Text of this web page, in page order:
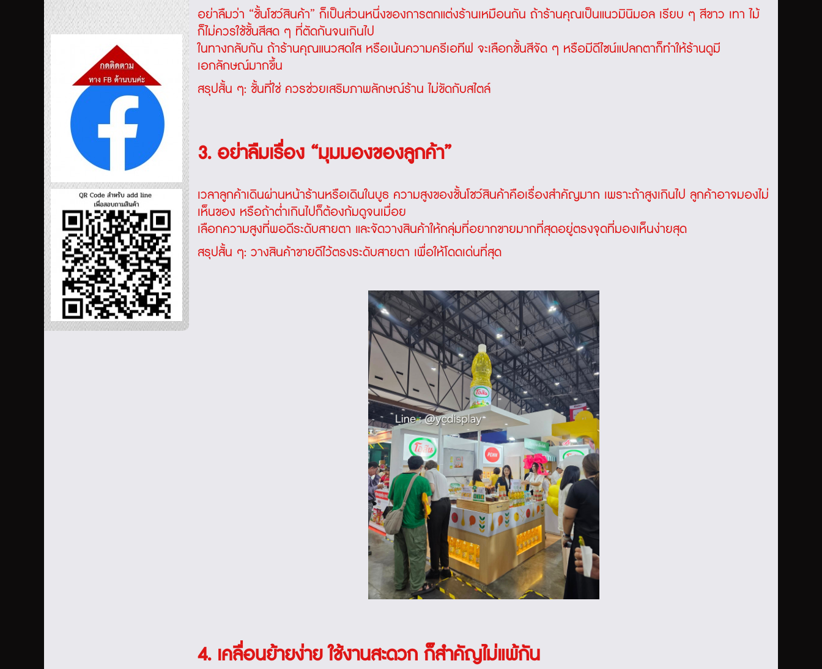
อย่าลืมว่า “ชั้นโชว์สินค้า” ก็เป็นส่วนหนึ่งของการตกแต่งร้านเหมือนกัน ถ้าร้านคุณเป็นแนวมินิมอล เรียบ ๆ สีขาว เทา ไม้
ก็ไม่ควรใช้ชั้นสีสด ๆ ที่ตัดกันจนเกินไป
ในทางกลับกัน ถ้าร้านคุณแนวสดใส หรือเน้นความครีเอทีฟ จะเลือกชั้นสีจัด ๆ หรือมีดีไซน์แปลกตาก็ทำให้ร้านดูมี
เอกลักษณ์มากขึ้น
สรุปสั้น ๆ: ชั้นที่ใช่ ควรช่วยเสริมภาพลักษณ์ร้าน ไม่ขัดกับสไตล์
3. อย่าลืมเรื่อง “มุมมองของลูกค้า”
เวลาลูกค้าเดินผ่านหน้าร้านหรือเดินในบูธ ความสูงของชั้นโชว์สินค้าคือเรื่องสำคัญมาก เพราะถ้าสูงเกินไป ลูกค้าอาจมองไม่
เห็นของ หรือถ้าต่ำเกินไปก็ต้องก้มดูจนเมื่อย
เลือกความสูงที่พอดีระดับสายตา และจัดวางสินค้าให้กลุ่มที่อยากขายมากที่สุดอยู่ตรงจุดที่มองเห็นง่ายสุด
สรุปสั้น ๆ: วางสินค้าขายดีไว้ตรงระดับสายตา เพื่อให้โดดเด่นที่สุด
4. เคลื่อนย้ายง่าย ใช้งานสะดวก ก็สำคัญไม่แพ้กัน